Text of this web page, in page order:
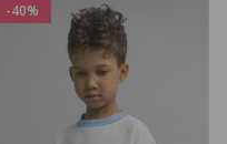
-40%